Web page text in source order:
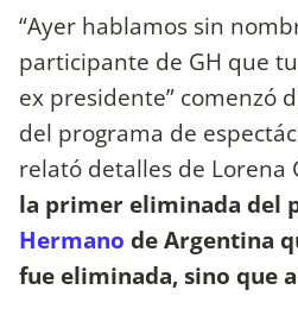
“Ayer hablamos sin
participante de GH que
ex presidente” comenzó
del programa de
relató detalles de Lorena
la primer eliminada del
Hermano de Argentina
fue eliminada, sino que